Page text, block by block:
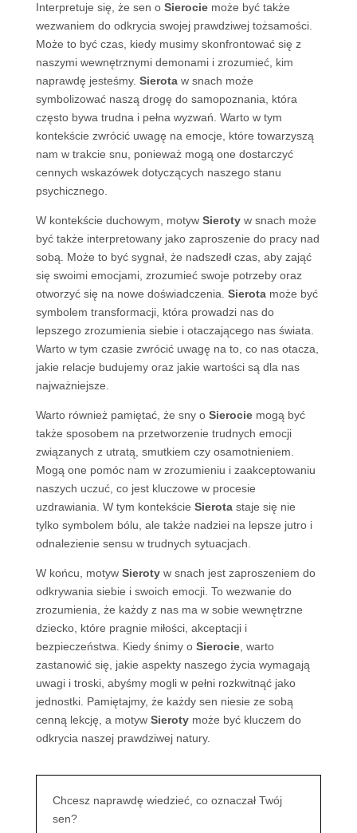
Interpretuje się, że sen o Sierociemoże być także
wezwaniem do odkrycia swojej prawdziwej tożsamości.
Może to być czas, kiedy musimy skonfrontować się z
naszymi wewnętrznymi demonami i zrozumieć, kim
naprawdę jesteśmy. Sierotaw snach może
symbolizować naszą drogę do samopoznania, która
często bywa trudna i pełna wyzwań. Warto w tym
kontekście zwrócić uwagę na emocje, które towarzyszą
nam w trakcie snu, ponieważ mogą one dostarczyć
cennych wskazówek dotyczących naszego stanu
psychicznego.
W kontekście duchowym, motyw Sierotyw snach może
być także interpretowany jako zaproszenie do pracy nad
sobą. Może to być sygnał, że nadszedł czas, aby zająć
się swoimi emocjami, zrozumieć swoje potrzeby oraz
otworzyć się na nowe doświadczenia. Sierotamoże być
symbolem transformacji, która prowadzi nas do
lepszego zrozumienia siebie i otaczającego nas świata.
Warto w tym czasie zwrócić uwagę na to, co nas otacza,
jakie relacje budujemy oraz jakie wartości są dla nas
najważniejsze.
Warto również pamiętać, że sny o Sierociemogą być
także sposobem na przetworzenie trudnych emocji
związanych z utratą, smutkiem czy osamotnieniem.
Mogą one pomóc nam w zrozumieniu i zaakceptowaniu
naszych uczuć, co jest kluczowe w procesie
uzdrawiania. W tym kontekście Sierotastaje się nie
tylko symbolem bólu, ale także nadziei na lepsze jutro i
odnalezienie sensu w trudnych sytuacjach.
W końcu, motyw Sierotyw snach jest zaproszeniem do
odkrywania siebie i swoich emocji. To wezwanie do
zrozumienia, że każdy z nas ma w sobie wewnętrzne
dziecko, które pragnie miłości, akceptacji i
bezpieczeństwa. Kiedy śnimy o Sierocie, warto
zastanowić się, jakie aspekty naszego życia wymagają
uwagi i troski, abyśmy mogli w pełni rozkwitnąć jako
jednostki. Pamiętajmy, że każdy sen niesie ze sobą
cenną lekcję, a motyw Sierotymoże być kluczem do
odkrycia naszej prawdziwej natury.
Chcesz naprawdę wiedzieć, co oznaczał Twój
sen?